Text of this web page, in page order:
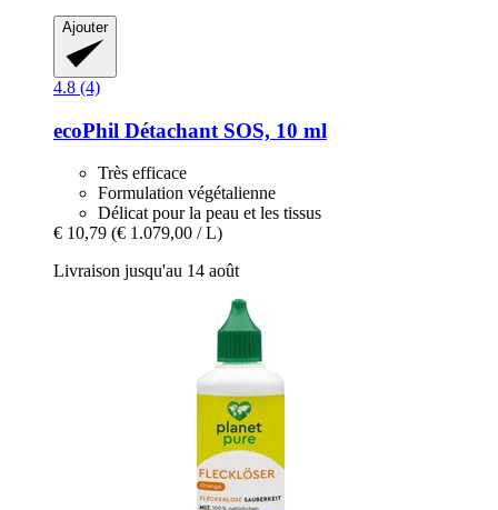
Ajouter
4.8 (4)
ecoPhil Détachant SOS, 10 ml
Très efficace
Formulation végétalienne
Délicat pour la peau et les tissus
€ 10,79 (€ 1.079,00 / L)
Livraison jusqu'au 14 août